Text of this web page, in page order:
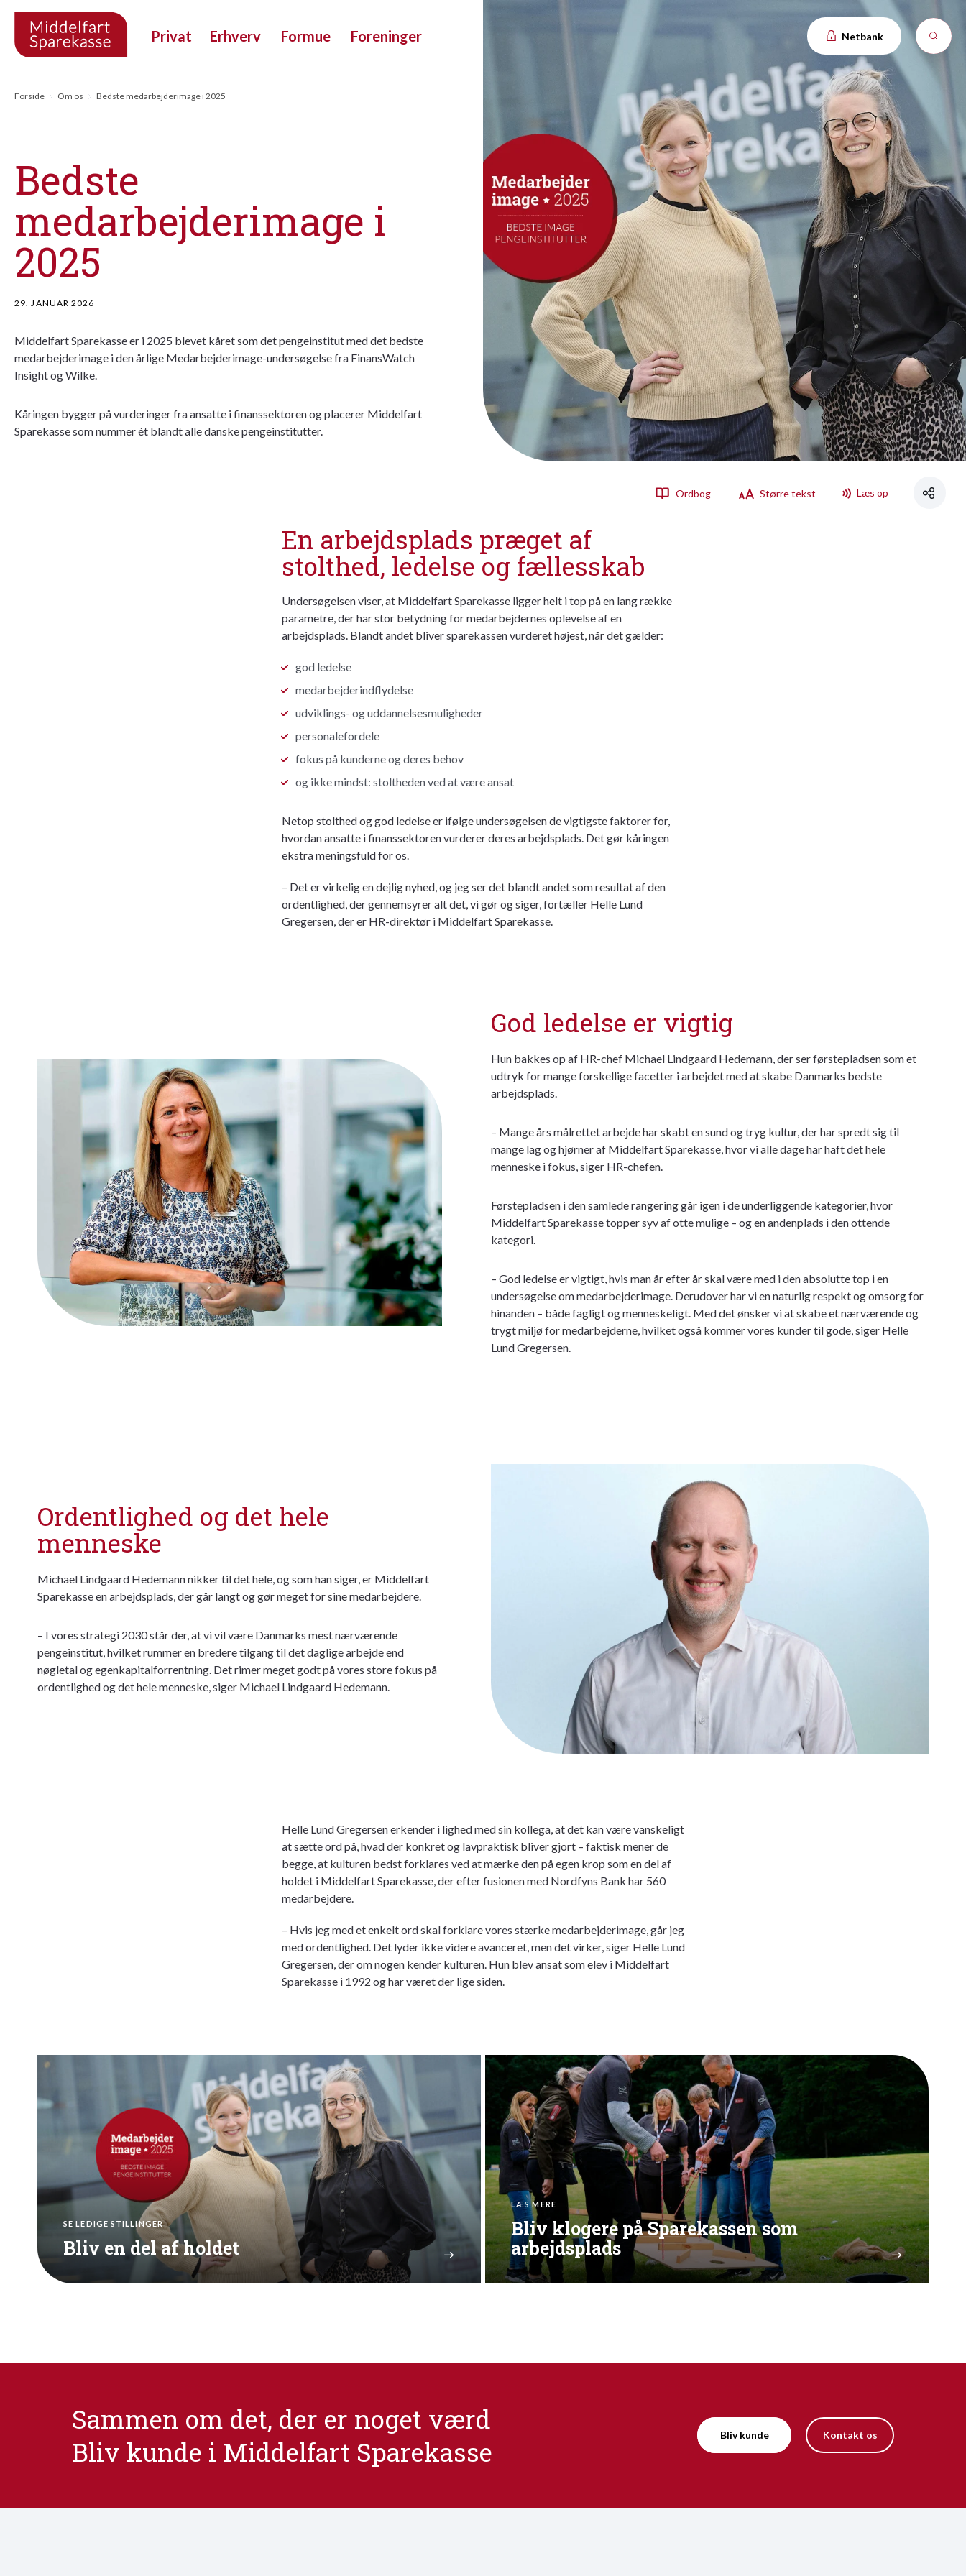
Privat Erhverv Formue Foreninger Netbank
Ordbog Større tekst Læs op
Forside Om os Bedste medarbejderimage i 2025
Bedste
medarbejderimage i
2025
29. JANUAR 2026
Middelfart Sparekasse er i 2025 blevet kåret som det pengeinstitut med det bedste
medarbejderimage i den årlige Medarbejderimage-undersøgelse fra FinansWatch
Insight og Wilke.
Kåringen bygger på vurderinger fra ansatte i finanssektoren og placerer Middelfart
Sparekasse som nummer ét blandt alle danske pengeinstitutter.
En arbejdsplads præget af
stolthed, ledelse og fællesskab
Undersøgelsen viser, at Middelfart Sparekasse ligger helt i top på en lang række
parametre, der har stor betydning for medarbejdernes oplevelse af en
arbejdsplads. Blandt andet bliver sparekassen vurderet højest, når det gælder:
god ledelse
medarbejderindflydelse
udviklings- og uddannelsesmuligheder
personalefordele
fokus på kunderne og deres behov
og ikke mindst: stoltheden ved at være ansat
Netop stolthed og god ledelse er ifølge undersøgelsen de vigtigste faktorer for,
hvordan ansatte i finanssektoren vurderer deres arbejdsplads. Det gør kåringen
ekstra meningsfuld for os.
– Det er virkelig en dejlig nyhed, og jeg ser det blandt andet som resultat af den
ordentlighed, der gennemsyrer alt det, vi gør og siger, fortæller Helle Lund
Gregersen, der er HR-direktør i Middelfart Sparekasse.
God ledelse er vigtig
Hun bakkes op af HR-chef Michael Lindgaard Hedemann, der ser førstepladsen som et
udtryk for mange forskellige facetter i arbejdet med at skabe Danmarks bedste
arbejdsplads.
– Mange års målrettet arbejde har skabt en sund og tryg kultur, der har spredt sig til
mange lag og hjørner af Middelfart Sparekasse, hvor vi alle dage har haft det hele
menneske i fokus, siger HR-chefen.
Førstepladsen i den samlede rangering går igen i de underliggende kategorier, hvor
Middelfart Sparekasse topper syv af otte mulige – og en andenplads i den ottende
kategori.
– God ledelse er vigtigt, hvis man år efter år skal være med i den absolutte top i en
undersøgelse om medarbejderimage. Derudover har vi en naturlig respekt og omsorg for
hinanden – både fagligt og menneskeligt. Med det ønsker vi at skabe et nærværende og
trygt miljø for medarbejderne, hvilket også kommer vores kunder til gode, siger Helle
Lund Gregersen.
Ordentlighed og det hele
menneske
Michael Lindgaard Hedemann nikker til det hele, og som han siger, er Middelfart
Sparekasse en arbejdsplads, der går langt og gør meget for sine medarbejdere.
– I vores strategi 2030 står der, at vi vil være Danmarks mest nærværende
pengeinstitut, hvilket rummer en bredere tilgang til det daglige arbejde end
nøgletal og egenkapitalforrentning. Det rimer meget godt på vores store fokus på
ordentlighed og det hele menneske, siger Michael Lindgaard Hedemann.
Helle Lund Gregersen erkender i lighed med sin kollega, at det kan være vanskeligt
at sætte ord på, hvad der konkret og lavpraktisk bliver gjort – faktisk mener de
begge, at kulturen bedst forklares ved at mærke den på egen krop som en del af
holdet i Middelfart Sparekasse, der efter fusionen med Nordfyns Bank har 560
medarbejdere.
– Hvis jeg med et enkelt ord skal forklare vores stærke medarbejderimage, går jeg
med ordentlighed. Det lyder ikke videre avanceret, men det virker, siger Helle Lund
Gregersen, der om nogen kender kulturen. Hun blev ansat som elev i Middelfart
Sparekasse i 1992 og har været der lige siden.
SE LEDIGE STILLINGER
Bliv en del af holdet
LÆS MERE
Bliv klogere på Sparekassen som
arbejdsplads
Sammen om det, der er noget værd
Bliv kunde i Middelfart Sparekasse
Bliv kunde Kontakt os